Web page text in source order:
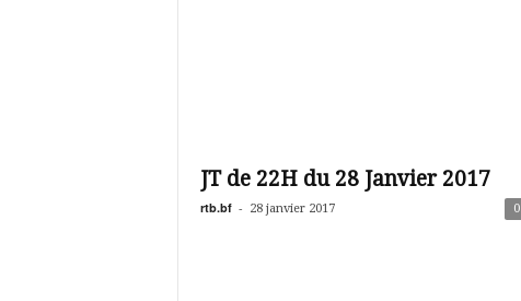
JT de 22H du 28 Janvier 2017
rtb.bf - 28 janvier 2017 0